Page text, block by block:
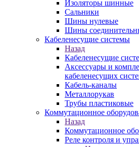
Изоляторы шинные
Сальники
Шины нулевые
Шины
Кабеленесущие системы
Назад
Кабеленесущие
Аксессуары и
кабеленесущих
Кабель-каналы
Металлорукав
Трубы пластиковые
Коммутационное
Назад
Коммутационное
Реле контроля и